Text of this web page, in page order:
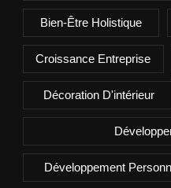
Bien-Être Holistique
Croissance Entreprise
Décoration D'intérieur
Développement